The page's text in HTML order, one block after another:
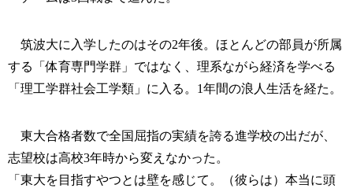
筑波大に入学したのはその2年後。ほとんどの部員が所属
する「体育専門学群」ではなく、理系ながら経済を学べる
「理工学群社会工学類」に入る。1年間の浪人生活を経た。
東大合格者数で全国屈指の実績を誇る進学校の出だが、
志望校は高校3年時から変えなかった。
「東大を目指すやつとは壁を感じて。（彼らは）本当に頭